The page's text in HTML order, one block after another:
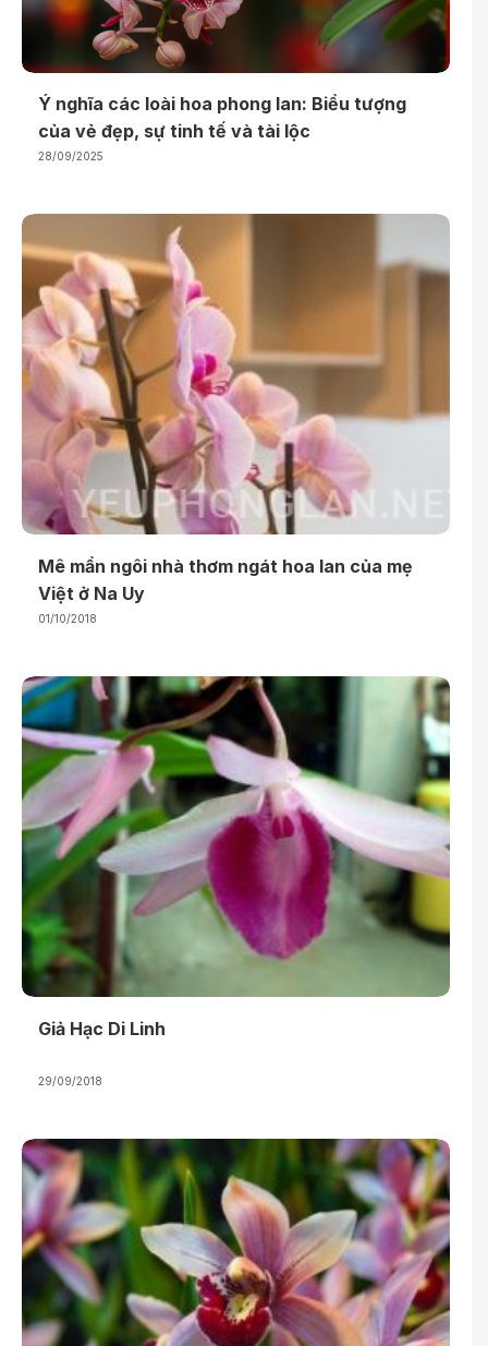
Ý nghĩa các loài hoa phong lan: Biểu tượng
của vẻ đẹp, sự tinh tế và tài lộc
28/09/2025
Mê mẩn ngôi nhà thơm ngát hoa lan của mẹ
Việt ở Na Uy
01/10/2018
Giả Hạc Di Linh
29/09/2018